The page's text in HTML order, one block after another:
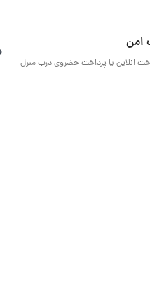
امن
انلاین یا پرداخت حضروی درب منزل